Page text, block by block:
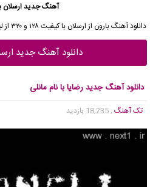
آهنگ جدید ارسلان
دانلود آهنگ بارون از ارسلان با کیفیت ۱۲۸ و ۳۲۰ از لینک مستقیم نکست وان در ادامه مطلب…
دانلود آهنگ جدید
دانلود آهنگ جدید رضایا با نام مانلی
تک آهنگ , 18,235 بازدید